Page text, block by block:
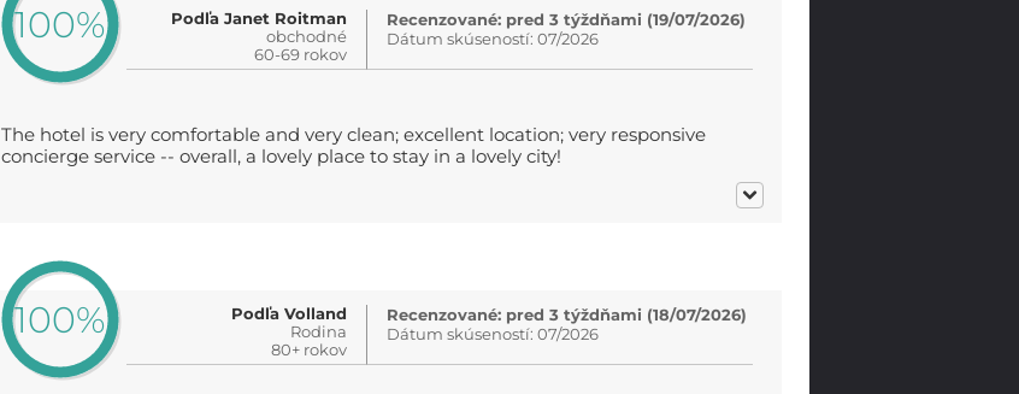
100%
Podľa Janet Roitman
obchodné
60-69 rokov
Recenzované: pred 3 týždňami (19/07/2026)
Dátum skúseností: 07/2026
The hotel is very comfortable and very clean; excellent location; very responsive
concierge service -- overall, a lovely place to stay in a lovely city!
100%
Podľa Volland
Rodina
80+ rokov
Recenzované: pred 3 týždňami (18/07/2026)
Dátum skúseností: 07/2026